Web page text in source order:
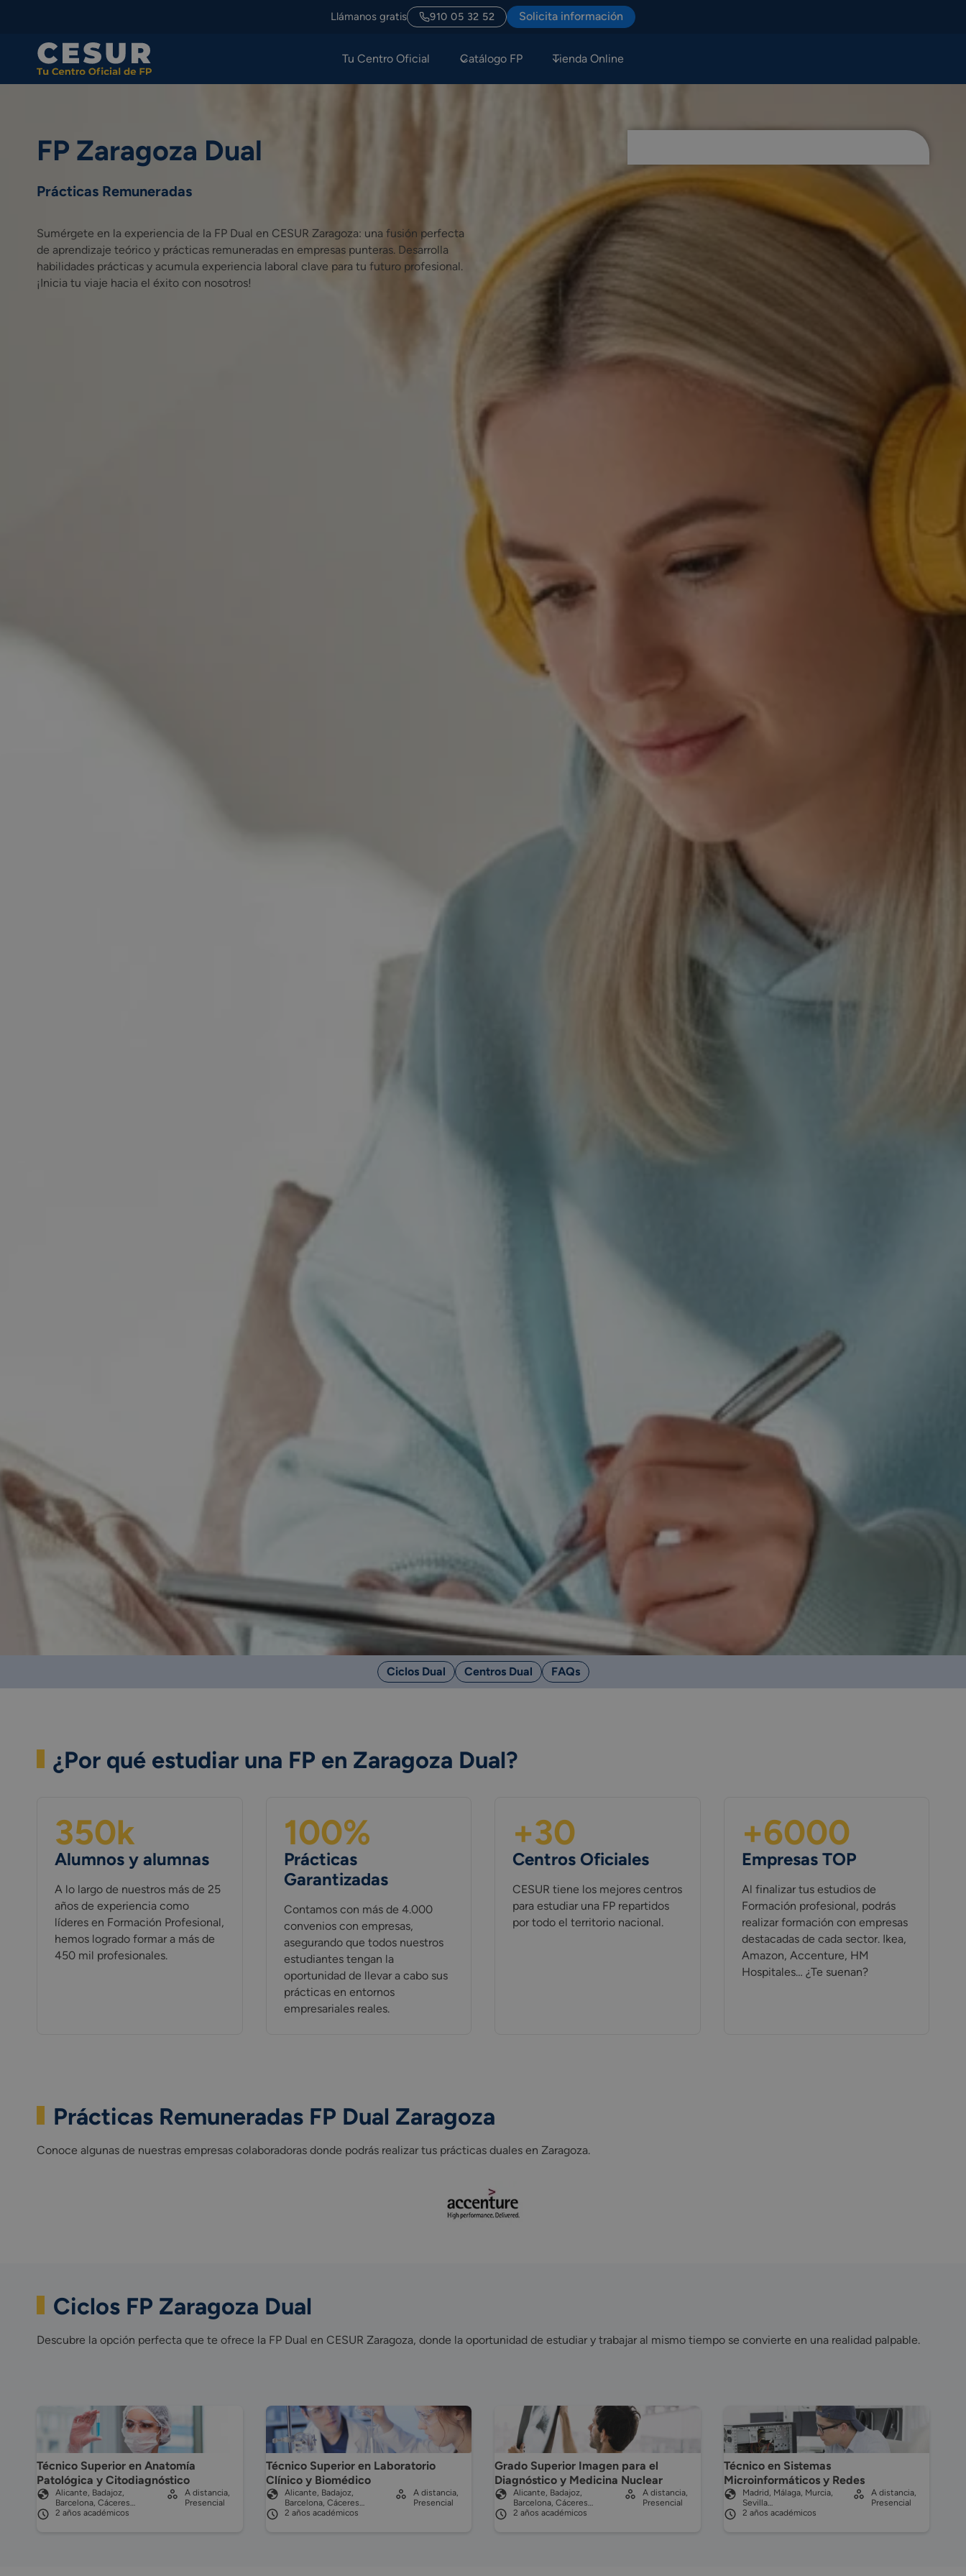
Llámanos gratis 910 05 32 52 Solicita información
Tu Centro Oficial Catálogo FP Tienda Online
FP Zaragoza Dual
Prácticas Remuneradas
Sumérgete en la experiencia de la FP Dual en CESUR Zaragoza: una fusión perfecta
de aprendizaje teórico y prácticas remuneradas en empresas punteras. Desarrolla
habilidades prácticas y acumula experiencia laboral clave para tu futuro profesional.
¡Inicia tu viaje hacia el éxito con nosotros!
Ciclos Dual Centros Dual FAQs
¿Por qué estudiar una FP en Zaragoza Dual?
350k
Alumnos y alumnas
A lo largo de nuestros más de 25
años de experiencia como
líderes en Formación Profesional,
hemos logrado formar a más de
450 mil profesionales.
100%
Prácticas
Garantizadas
Contamos con más de 4.000
convenios con empresas,
asegurando que todos nuestros
estudiantes tengan la
oportunidad de llevar a cabo sus
prácticas en entornos
empresariales reales.
+30
Centros Oficiales
CESUR tiene los mejores centros
para estudiar una FP repartidos
por todo el territorio nacional.
+6000
Empresas TOP
Al finalizar tus estudios de
Formación profesional, podrás
realizar formación con empresas
destacadas de cada sector. Ikea,
Amazon, Accenture, HM
Hospitales… ¿Te suenan?​
Prácticas Remuneradas FP Dual Zaragoza
Conoce algunas de nuestras empresas colaboradoras donde podrás realizar tus prácticas duales en Zaragoza.
Ciclos FP Zaragoza Dual
Descubre la opción perfecta que te ofrece la FP Dual en CESUR Zaragoza, donde la oportunidad de estudiar y trabajar al mismo tiempo se convierte en una realidad palpable.
Técnico Superior en Anatomía
Patológica y Citodiagnóstico
Alicante, Badajoz,
Barcelona, Cáceres…
2 años académicos
A distancia,
Presencial
Técnico Superior en Laboratorio
Clínico y Biomédico
Alicante, Badajoz,
Barcelona, Cáceres…
2 años académicos
A distancia,
Presencial
Grado Superior Imagen para el
Diagnóstico y Medicina Nuclear
Alicante, Badajoz,
Barcelona, Cáceres…
2 años académicos
A distancia,
Presencial
Técnico en Sistemas
Microinformáticos y Redes
Madrid, Málaga, Murcia,
Sevilla…
2 años académicos
A distancia,
Presencial